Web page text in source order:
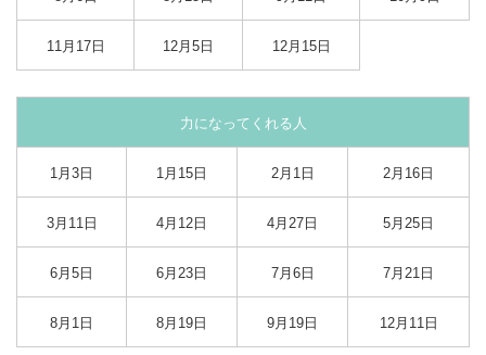
11月17日 12月5日 12月15日
力になってくれる人
1月3日 1月15日 2月1日 2月16日
3月11日 4月12日 4月27日 5月25日
6月5日 6月23日 7月6日 7月21日
8月1日 8月19日 9月19日 12月11日